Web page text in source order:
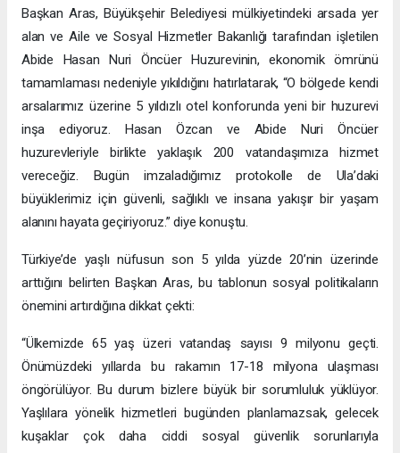
Başkan Aras, Büyükşehir Belediyesi mülkiyetindeki arsada yer
alan ve Aile ve Sosyal Hizmetler Bakanlığı tarafından işletilen
Abide Hasan Nuri Öncüer Huzurevinin, ekonomik ömrünü
tamamlaması nedeniyle yıkıldığını hatırlatarak, “O bölgede kendi
arsalarımız üzerine 5 yıldızlı otel konforunda yeni bir huzurevi
inşa ediyoruz. Hasan Özcan ve Abide Nuri Öncüer
huzurevleriyle birlikte yaklaşık 200 vatandaşımıza hizmet
vereceğiz. Bugün imzaladığımız protokolle de Ula’daki
büyüklerimiz için güvenli, sağlıklı ve insana yakışır bir yaşam
alanını hayata geçiriyoruz.” diye konuştu.
Türkiye’de yaşlı nüfusun son 5 yılda yüzde 20’nin üzerinde
arttığını belirten Başkan Aras, bu tablonun sosyal politikaların
önemini artırdığına dikkat çekti:
“Ülkemizde 65 yaş üzeri vatandaş sayısı 9 milyonu geçti.
Önümüzdeki yıllarda bu rakamın 17-18 milyona ulaşması
öngörülüyor. Bu durum bizlere büyük bir sorumluluk yüklüyor.
Yaşlılara yönelik hizmetleri bugünden planlamazsak, gelecek
kuşaklar çok daha ciddi sosyal güvenlik sorunlarıyla